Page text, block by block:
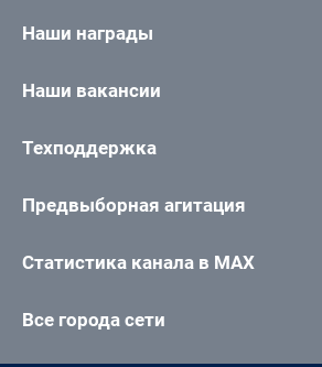
Наши награды
Наши вакансии
Техподдержка
Предвыборная агитация
Статистика канала в MAX
Все города сети